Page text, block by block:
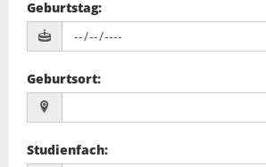
Geburtstag:
Geburtsort:
Studienfach: